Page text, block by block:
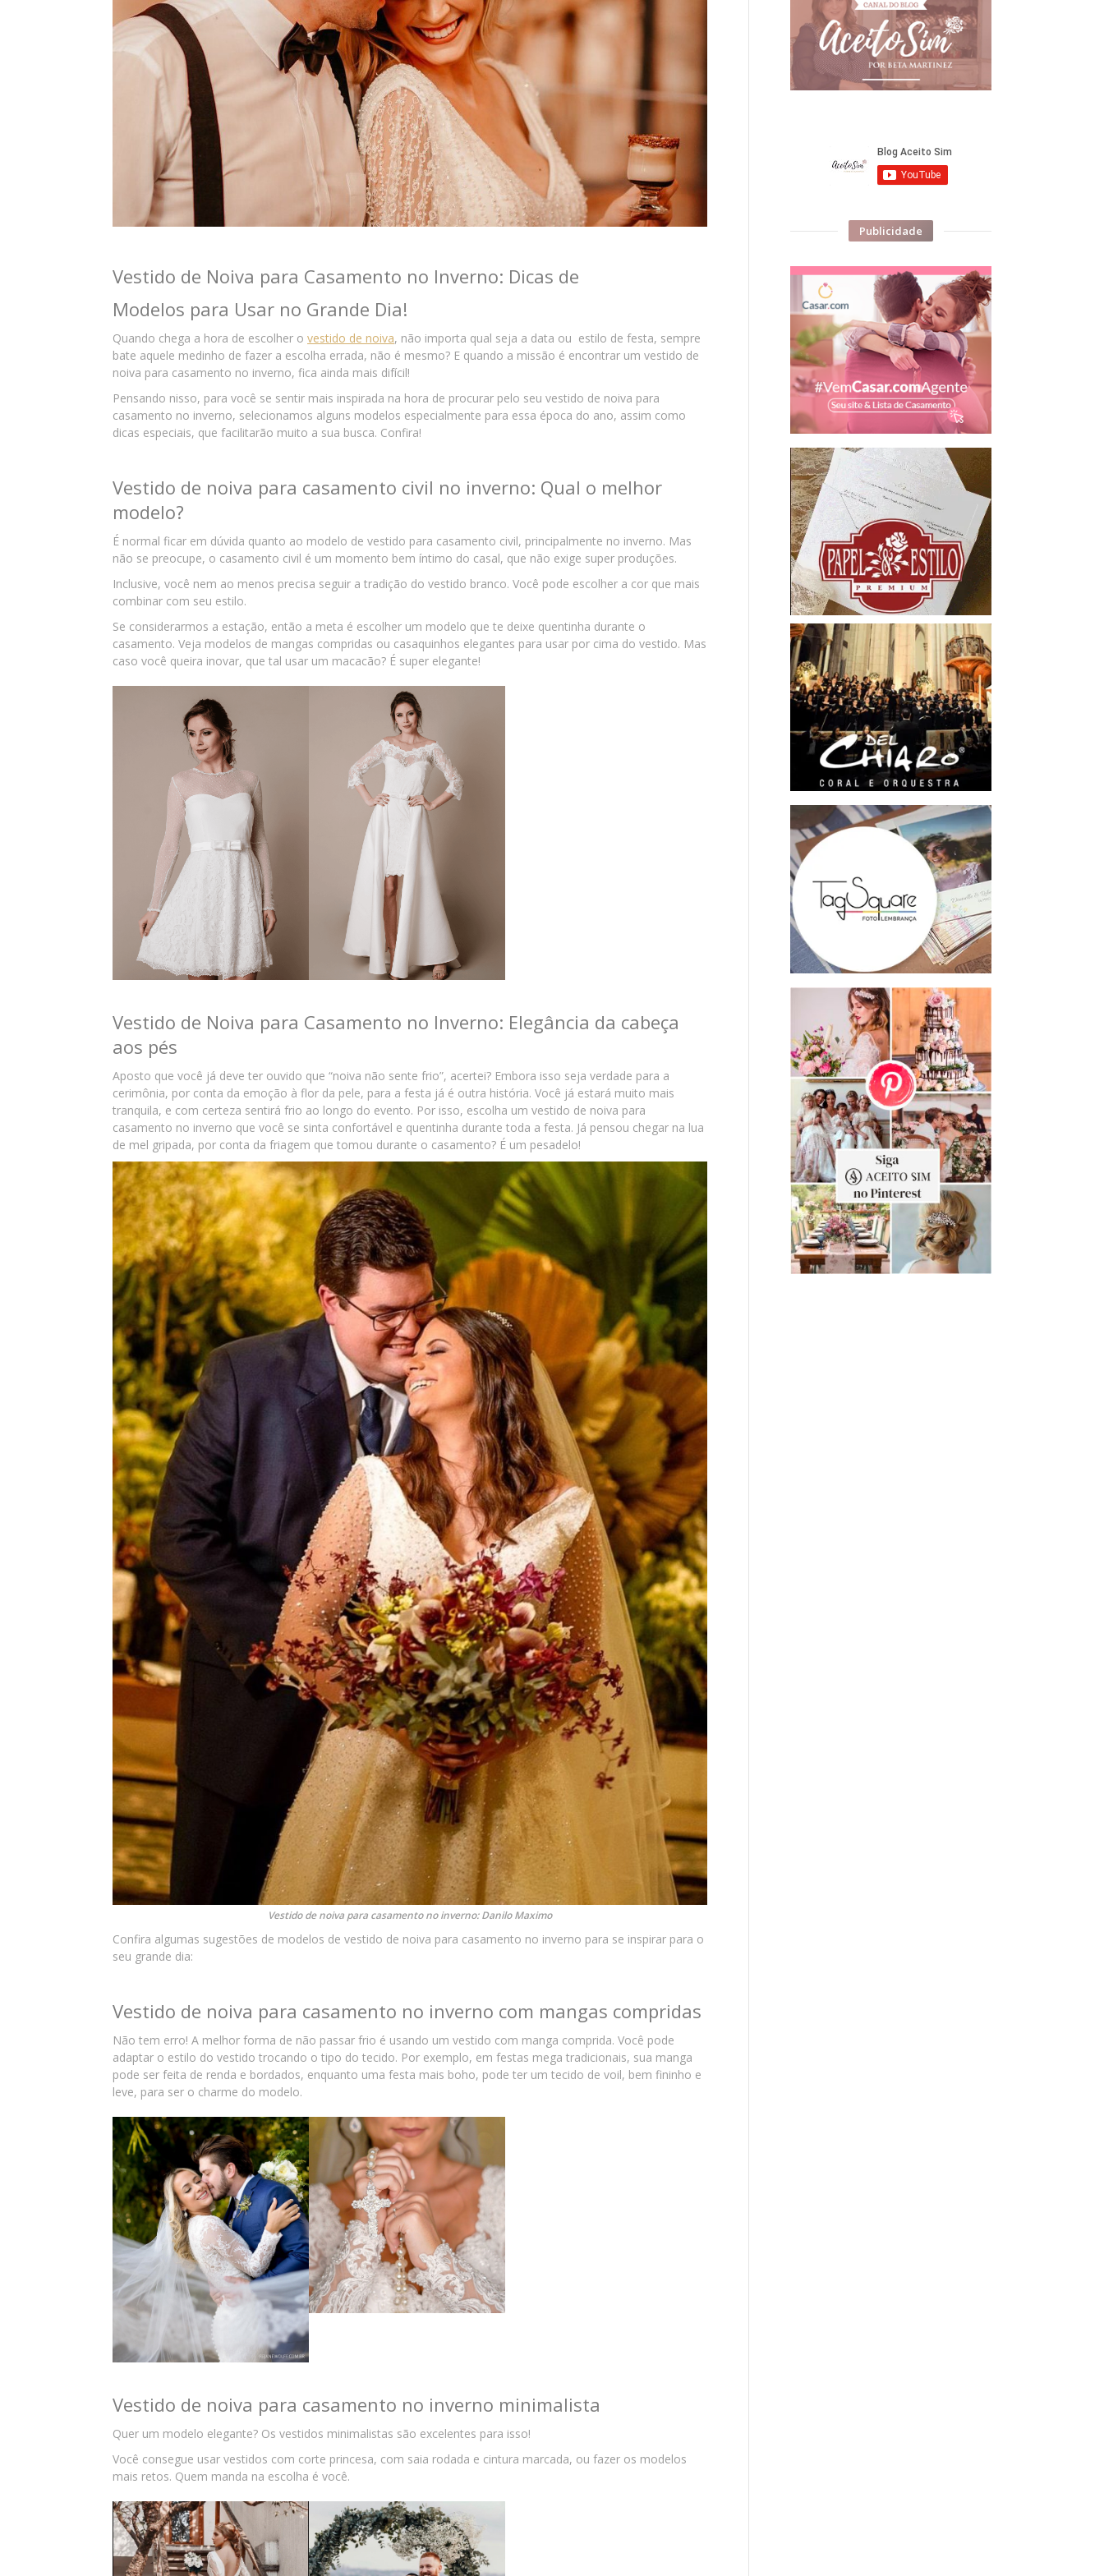
Vestido de Noiva para Casamento no Inverno: Dicas de
Modelos para Usar no Grande Dia!
Quando chega a hora de escolher o vestido de noiva, não importa qual seja a data ou estilo de festa, sempre
bate aquele medinho de fazer a escolha errada, não é mesmo? E quando a missão é encontrar um vestido de
noiva para casamento no inverno, fica ainda mais difícil!
Pensando nisso, para você se sentir mais inspirada na hora de procurar pelo seu vestido de noiva para
casamento no inverno, selecionamos alguns modelos especialmente para essa época do ano, assim como
dicas especiais, que facilitarão muito a sua busca. Confira!
Vestido de noiva para casamento civil no inverno: Qual o melhor
modelo?
É normal ficar em dúvida quanto ao modelo de vestido para casamento civil, principalmente no inverno. Mas
não se preocupe, o casamento civil é um momento bem íntimo do casal, que não exige super produções.
Inclusive, você nem ao menos precisa seguir a tradição do vestido branco. Você pode escolher a cor que mais
combinar com seu estilo.
Se considerarmos a estação, então a meta é escolher um modelo que te deixe quentinha durante o
casamento. Veja modelos de mangas compridas ou casaquinhos elegantes para usar por cima do vestido. Mas
caso você queira inovar, que tal usar um macacão? É super elegante!
Vestido de Noiva para Casamento no Inverno: Elegância da cabeça
aos pés
Aposto que você já deve ter ouvido que “noiva não sente frio”, acertei? Embora isso seja verdade para a
cerimônia, por conta da emoção à flor da pele, para a festa já é outra história. Você já estará muito mais
tranquila, e com certeza sentirá frio ao longo do evento. Por isso, escolha um vestido de noiva para
casamento no inverno que você se sinta confortável e quentinha durante toda a festa. Já pensou chegar na lua
de mel gripada, por conta da friagem que tomou durante o casamento? É um pesadelo!
Vestido de noiva para casamento no inverno: Danilo Maximo
Confira algumas sugestões de modelos de vestido de noiva para casamento no inverno para se inspirar para o
seu grande dia:
Vestido de noiva para casamento no inverno com mangas compridas
Não tem erro! A melhor forma de não passar frio é usando um vestido com manga comprida. Você pode
adaptar o estilo do vestido trocando o tipo do tecido. Por exemplo, em festas mega tradicionais, sua manga
pode ser feita de renda e bordados, enquanto uma festa mais boho, pode ter um tecido de voil, bem fininho e
leve, para ser o charme do modelo.
Vestido de noiva para casamento no inverno minimalista
Quer um modelo elegante? Os vestidos minimalistas são excelentes para isso!
Você consegue usar vestidos com corte princesa, com saia rodada e cintura marcada, ou fazer os modelos
mais retos. Quem manda na escolha é você.
Publicidade